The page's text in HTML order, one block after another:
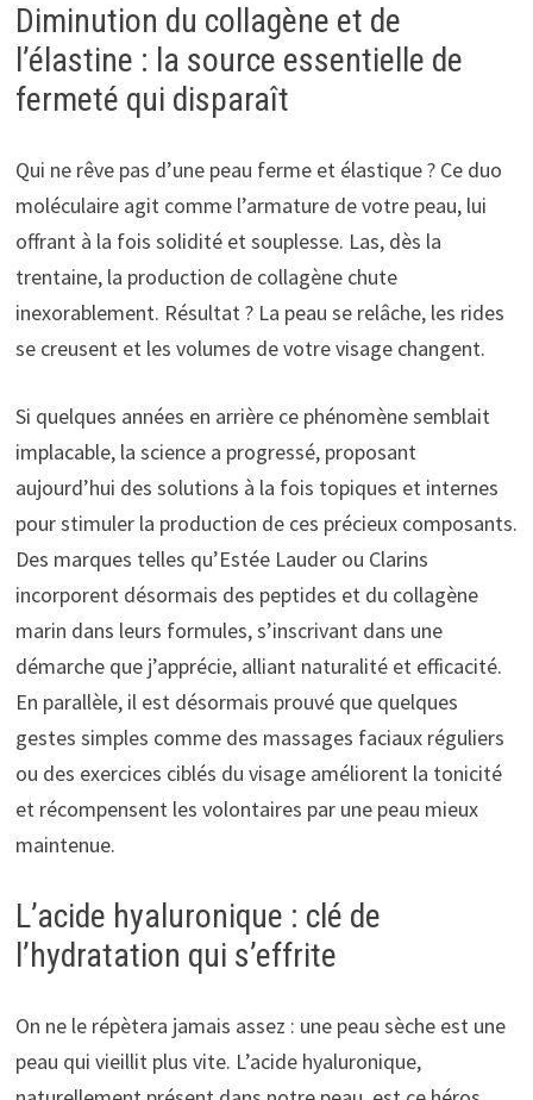
Diminution du collagène et de
l’élastine : la source essentielle de
fermeté qui disparaît
Qui ne rêve pas d’une peau ferme et élastique ? Ce duo
moléculaire agit comme l’armature de votre peau, lui
offrant à la fois solidité et souplesse. Las, dès la
trentaine, la production de collagène chute
inexorablement. Résultat ? La peau se relâche, les rides
se creusent et les volumes de votre visage changent.
Si quelques années en arrière ce phénomène semblait
implacable, la science a progressé, proposant
aujourd’hui des solutions à la fois topiques et internes
pour stimuler la production de ces précieux composants.
Des marques telles qu’Estée Lauder ou Clarins
incorporent désormais des peptides et du collagène
marin dans leurs formules, s’inscrivant dans une
démarche que j’apprécie, alliant naturalité et efficacité.
En parallèle, il est désormais prouvé que quelques
gestes simples comme des massages faciaux réguliers
ou des exercices ciblés du visage améliorent la tonicité
et récompensent les volontaires par une peau mieux
maintenue.
L’acide hyaluronique : clé de
l’hydratation qui s’effrite
On ne le répètera jamais assez : une peau sèche est une
peau qui vieillit plus vite. L’acide hyaluronique,